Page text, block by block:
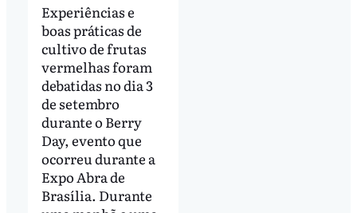
Experiências e
boas práticas de
cultivo de frutas
vermelhas foram
debatidas no dia 3
de setembro
durante o Berry
Day, evento que
ocorreu durante a
Expo Abra de
Brasília. Durante